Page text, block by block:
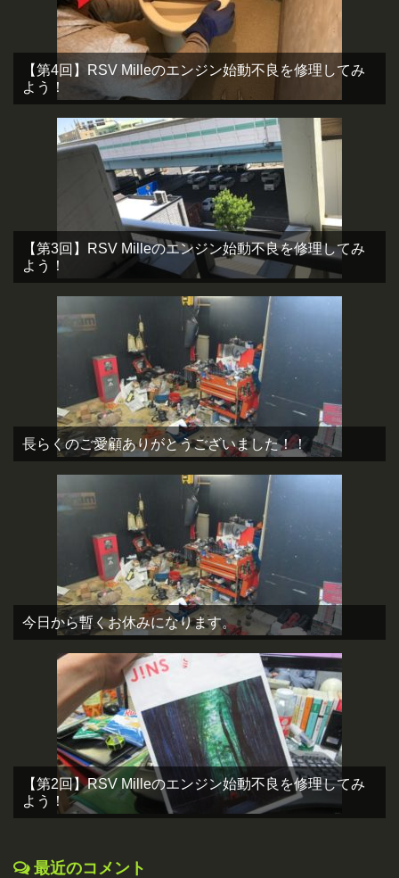
【第4回】RSV Milleのエンジン始動不良を修理してみ
よう！
【第3回】RSV Milleのエンジン始動不良を修理してみ
よう！
長らくのご愛顧ありがとうございました！！
今日から暫くお休みになります。
【第2回】RSV Milleのエンジン始動不良を修理してみ
よう！
最近のコメント